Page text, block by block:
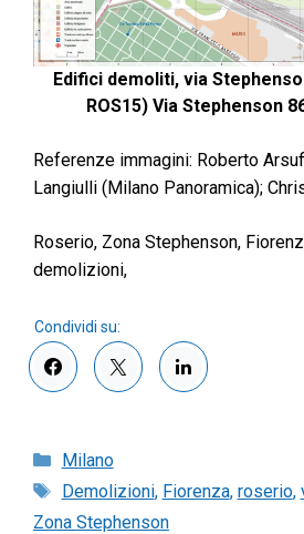
Edifici demoliti, via
ROS15) Via Stephenson
Referenze immagini: Roberto
Langiulli (Milano Panoramica);
Roserio, Zona Stephenson,
demolizioni,
Categorie
Milano
Tag
Demolizioni, Fiorenza, roserio,
Zona Stephenson